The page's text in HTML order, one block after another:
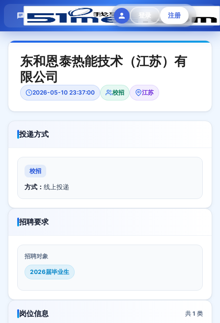
登录 注册
模拟面试 题目大全 招聘中心 会员专区
东和恩泰热能技术（江苏）有
限公司
2026-05-10 23:37:00 校招 江苏
投递方式
校招
方式： 线上投递
招聘要求
招聘对象
2026届毕业生
岗位信息 共 1 类